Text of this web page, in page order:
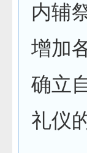
内辅
增加
确立
礼仪